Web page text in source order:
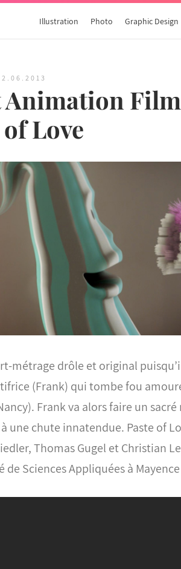
Illustration Photo Graphic Design
Film
Love
métrage drôle et original
(Frank) qui tombe fou
Frank va alors faire un
une chute innatendue. Paste of
Thomas Gugel et Christian
de Sciences Appliquées à